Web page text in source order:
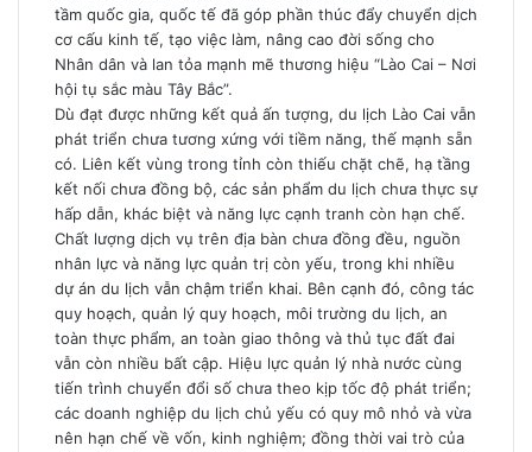
tầm quốc gia, quốc tế đã góp phần thúc đẩy chuyển dịch
cơ cấu kinh tế, tạo việc làm, nâng cao đời sống cho
Nhân dân và lan tỏa mạnh mẽ thương hiệu “Lào Cai – Nơi
hội tụ sắc màu Tây Bắc”.
Dù đạt được những kết quả ấn tượng, du lịch Lào Cai vẫn
phát triển chưa tương xứng với tiềm năng, thế mạnh sẵn
có. Liên kết vùng trong tỉnh còn thiếu chặt chẽ, hạ tầng
kết nối chưa đồng bộ, các sản phẩm du lịch chưa thực sự
hấp dẫn, khác biệt và năng lực cạnh tranh còn hạn chế.
Chất lượng dịch vụ trên địa bàn chưa đồng đều, nguồn
nhân lực và năng lực quản trị còn yếu, trong khi nhiều
dự án du lịch vẫn chậm triển khai. Bên cạnh đó, công tác
quy hoạch, quản lý quy hoạch, môi trường du lịch, an
toàn thực phẩm, an toàn giao thông và thủ tục đất đai
vẫn còn nhiều bất cập. Hiệu lực quản lý nhà nước cùng
tiến trình chuyển đổi số chưa theo kịp tốc độ phát triển;
các doanh nghiệp du lịch chủ yếu có quy mô nhỏ và vừa
nên hạn chế về vốn, kinh nghiệm; đồng thời vai trò của